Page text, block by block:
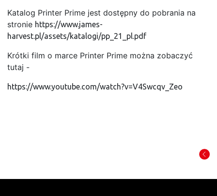
Katalog Printer Prime jest dostępny do pobrania na
stronie https://www.james-
harvest.pl/assets/katalogi/pp_21_pl.pdf
Krótki film o marce Printer Prime można zobaczyć
tutaj -
https://www.youtube.com/watch?v=V4Swcqv_Zeo